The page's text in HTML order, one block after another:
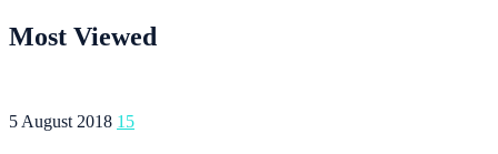
Most Viewed
5 August 2018 15